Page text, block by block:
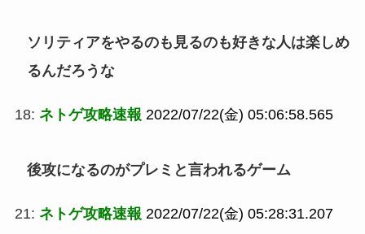
ソリティアをやるのも見るのも好きな人は楽しめ
るんだろうな
18: ネトゲ攻略速報 2022/07/22(金) 05:06:58.565
後攻になるのがプレミと言われるゲーム
21: ネトゲ攻略速報 2022/07/22(金) 05:28:31.207